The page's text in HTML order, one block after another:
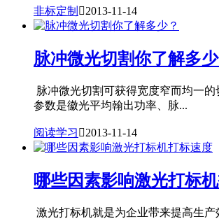
非标定制 2013-11-14
脉冲微光切割你了解多少
脉冲微光切割可获得宽度窄而均一
参数是徽光平均翰出功率、脉...
阅读学习 2013-11-14
哪些因素影响激光打标
激光打标机就是为企业带来提高生